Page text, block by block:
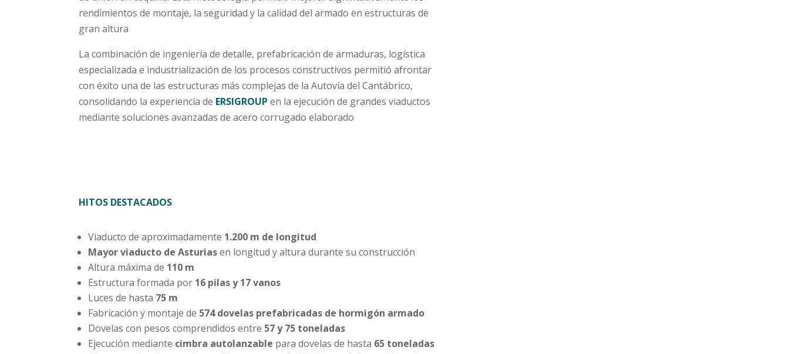
rendimientos de montaje, la seguridad y la calidad del armado en estructuras de
gran altura
La combinación de ingeniería de detalle, prefabricación de armaduras, logística
especializada e industrialización de los procesos constructivos permitió afrontar
con éxito una de las estructuras más complejas de la Autovía del Cantábrico,
consolidando la experiencia de ERSIGROUP en la ejecución de grandes viaductos
mediante soluciones avanzadas de acero corrugado elaborado
HITOS DESTACADOS
Viaducto de aproximadamente 1.200 m de longitud
Mayor viaducto de Asturiasen longitud y altura durante su construcción
Altura máxima de 110 m
Estructura formada por 16 pilas y 17 vanos
Luces de hasta 75 m
Fabricación y montaje de 574 dovelas prefabricadas de hormigón armado
Dovelas con pesos comprendidos entre 57 y 75 toneladas
Ejecución mediante cimbra autolanzable para dovelas de hasta 65 toneladas